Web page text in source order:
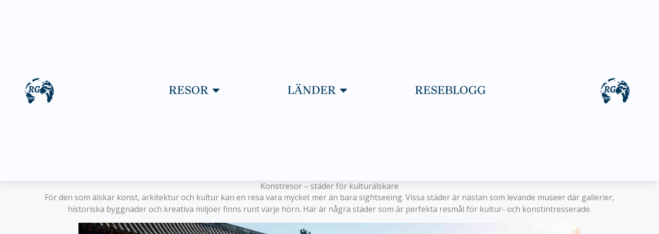
RESOR LÄNDER RESEBLOGG
Konstresor – städer för kulturälskare
För den som älskar konst, arkitektur och kultur kan en resa vara mycket mer än bara sightseeing. Vissa städer är nästan som levande museer där gallerier,
historiska byggnader och kreativa miljöer finns runt varje hörn. Här är några städer som är perfekta resmål för kultur- och konstintresserade.